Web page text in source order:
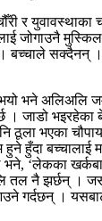
र
जोगाउनै
सक्दैनन् ।
भने अलिअलि
। जाडो भइरहेका
ठूला भएका
हुँदा बच्चालाई
‘लेकका
तल नै झर्छन् ।
गर्दछन् ।